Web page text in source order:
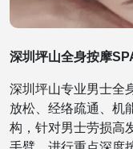
深圳坪山全身按摩
深圳坪山专业男士全
放松、经络疏通、机
构，针对男士劳损高